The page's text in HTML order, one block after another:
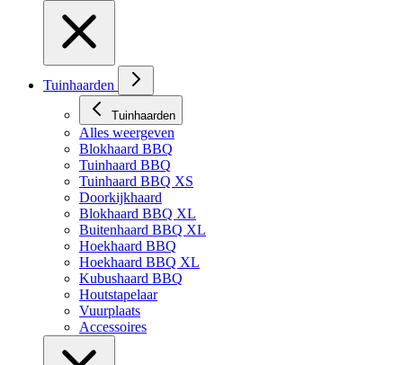
Tuinhaarden
Tuinhaarden
Alles weergeven
Blokhaard BBQ
Tuinhaard BBQ
Tuinhaard BBQ XS
Doorkijkhaard
Blokhaard BBQ XL
Buitenhaard BBQ XL
Hoekhaard BBQ
Hoekhaard BBQ XL
Kubushaard BBQ
Houtstapelaar
Vuurplaats
Accessoires